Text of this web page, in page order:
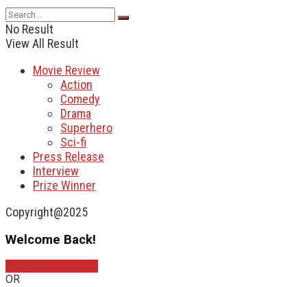
No Result
View All Result
Movie Review
Action
Comedy
Drama
Superhero
Sci-fi
Press Release
Interview
Prize Winner
Copyright@2025
Welcome Back!
OR